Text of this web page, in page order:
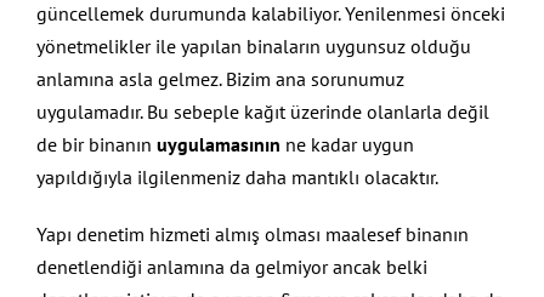
güncellemek durumunda kalabiliyor. Yenilenmesi önceki
yönetmelikler ile yapılan binaların uygunsuz olduğu
anlamına asla gelmez. Bizim ana sorunumuz
uygulamadır. Bu sebeple kağıt üzerinde olanlarla değil
de bir binanın uygulamasının ne kadar uygun
yapıldığıyla ilgilenmeniz daha mantıklı olacaktır.
Yapı denetim hizmeti almış olması maalesef binanın
denetlendiği anlamına da gelmiyor ancak belki